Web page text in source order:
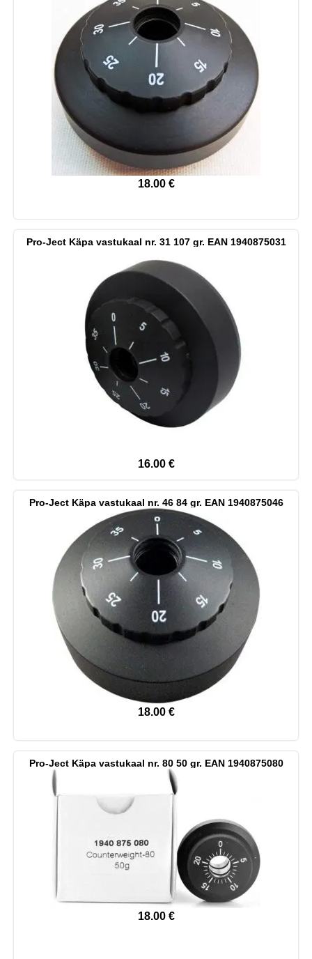
18.00 €
Pro-Ject Käpa vastukaal nr. 31 107 gr. EAN 1940875031
16.00 €
Pro-Ject Käpa vastukaal nr. 46 84 gr. EAN 1940875046
18.00 €
Pro-Ject Käpa vastukaal nr. 80 50 gr. EAN 1940875080
18.00 €